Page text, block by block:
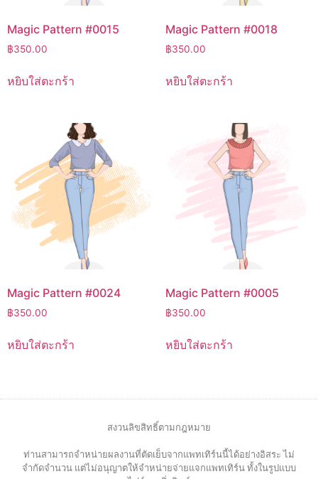
Magic Pattern #0015
฿350.00
หยิบใส่ตะกร้า
Magic Pattern #0018
฿350.00
หยิบใส่ตะกร้า
Magic Pattern #0024
฿350.00
หยิบใส่ตะกร้า
Magic Pattern #0005
฿350.00
หยิบใส่ตะกร้า
สงวนลิขสิทธิ์ตามกฎหมาย
ท่านสามารถจำหน่ายผลงานที่ตัดเย็บจากแพทเทิร์นนี้ได้อย่างอิสระ ไม่
จำกัดจำนวน แต่ไม่อนุญาตให้จำหน่ายจ่ายแจกแพทเทิร์น ทั้งในรูปแบบ